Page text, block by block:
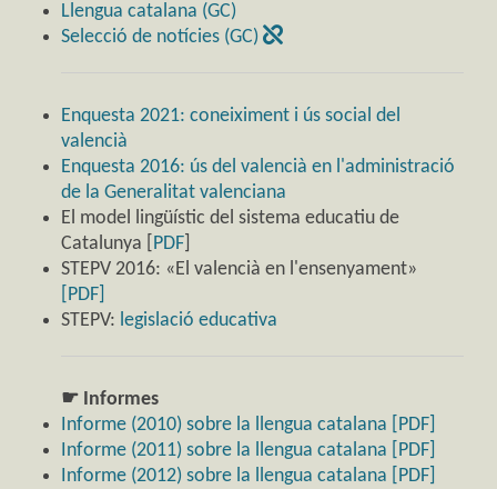
Llengua catalana (GC)
Selecció de notícies (GC)
Enquesta 2021: coneiximent i ús social del
valencià
Enquesta 2016: ús del valencià en l'administració
de la Generalitat valenciana
El model lingüístic del sistema educatiu de
Catalunya [ PDF
STEPV 2016: «El valencià en l'ensenyament»
[PDF]
STEPV: legislació educativa
☛ Informes
Informe (2010) sobre la llengua catalana [PDF]
Informe (2011) sobre la llengua catalana [PDF]
Informe (2012) sobre la llengua catalana [PDF]